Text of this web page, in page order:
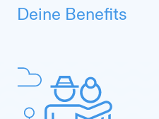
Deine Benefits